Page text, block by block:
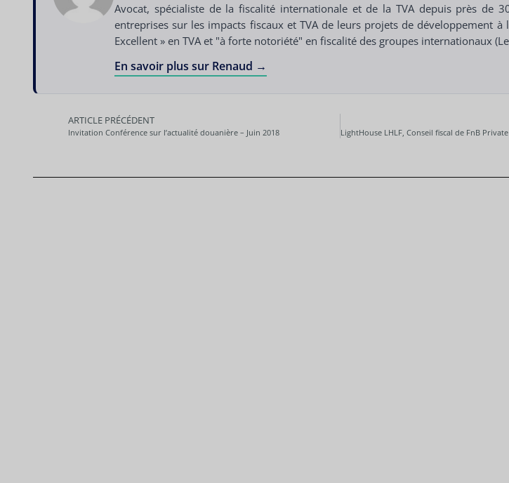
Avocat, spécialiste de la fiscalité internationale et de la TVA depuis près de
entreprises sur les impacts fiscaux et TVA de leurs projets de développement à
Excellent » en TVA et "à forte notoriété" en fiscalité des groupes internationaux
En savoir plus sur Renaud →
ARTICLE PRÉCÉDENT
Invitation Conférence sur l’actualité douanière – Juin 2018